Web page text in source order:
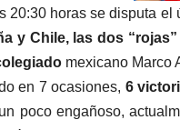
20:30 horas se disputa
y Chile, las dos “rojas”
mexicano Marco
en 7 ocasiones, 6
poco engañoso,